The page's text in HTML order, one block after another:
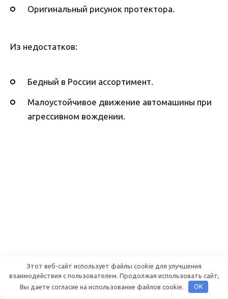
Оригинальный рисунок протектора.
Из недостатков:
Бедный в России ассортимент.
Малоустойчивое движение автомашины при
агрессивном вождении.
Этот веб-сайт использует файлы cookie для улучшения
взаимодействия с пользователем. Продолжая использовать сайт,
Вы даете согласие на использование файлов cookie.
OK